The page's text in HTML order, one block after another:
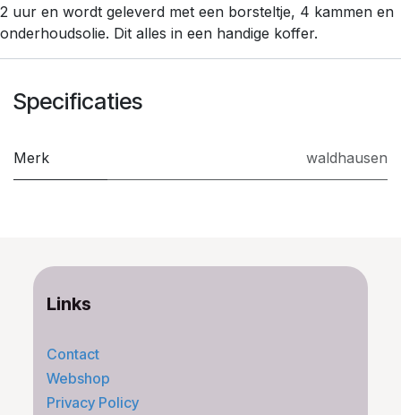
2 uur en wordt geleverd met een borsteltje, 4 kammen en
onderhoudsolie. Dit alles in een handige koffer.
Specificaties
Merk waldhausen
Links
Contact
Webshop
Privacy Policy